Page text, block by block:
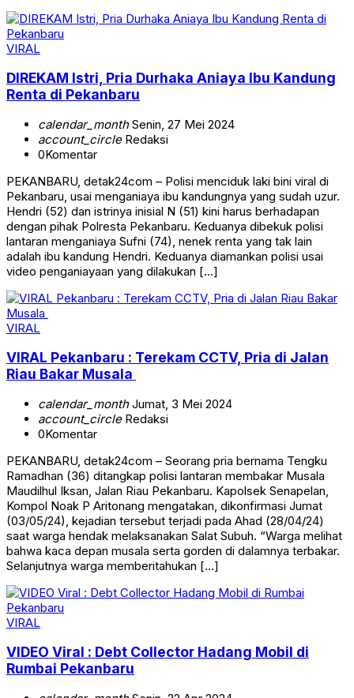
VIRAL
DIREKAM Istri, Pria Durhaka Aniaya Ibu Kandung
Renta di Pekanbaru
calendar_monthSenin, 27 Mei 2024
account_circleRedaksi
0Komentar
PEKANBARU, detak24com – Polisi menciduk laki bini viral di
Pekanbaru, usai menganiaya ibu kandungnya yang sudah uzur.
Hendri (52) dan istrinya inisial N (51) kini harus berhadapan
dengan pihak Polresta Pekanbaru. Keduanya dibekuk polisi
lantaran menganiaya Sufni (74), nenek renta yang tak lain
adalah ibu kandung Hendri. Keduanya diamankan polisi usai
video penganiayaan yang dilakukan […]
VIRAL
VIRAL Pekanbaru : Terekam CCTV, Pria di Jalan
Riau Bakar Musala
calendar_monthJumat, 3 Mei 2024
account_circleRedaksi
0Komentar
PEKANBARU, detak24com – Seorang pria bernama Tengku
Ramadhan (36) ditangkap polisi lantaran membakar Musala
Maudilhul Iksan, Jalan Riau Pekanbaru. Kapolsek Senapelan,
Kompol Noak P Aritonang mengatakan, dikonfirmasi Jumat
(03/05/24), kejadian tersebut terjadi pada Ahad (28/04/24)
saat warga hendak melaksanakan Salat Subuh. “Warga melihat
bahwa kaca depan musala serta gorden di dalamnya terbakar.
Selanjutnya warga memberitahukan […]
VIRAL
VIDEO Viral : Debt Collector Hadang Mobil di
Rumbai Pekanbaru